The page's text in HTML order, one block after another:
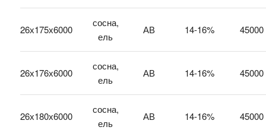
26х175х6000
сосна,
ель
АВ 14-16% 45000
26х176х6000
сосна,
ель
АВ 14-16% 45000
26х180х6000
сосна,
ель
АВ 14-16% 45000